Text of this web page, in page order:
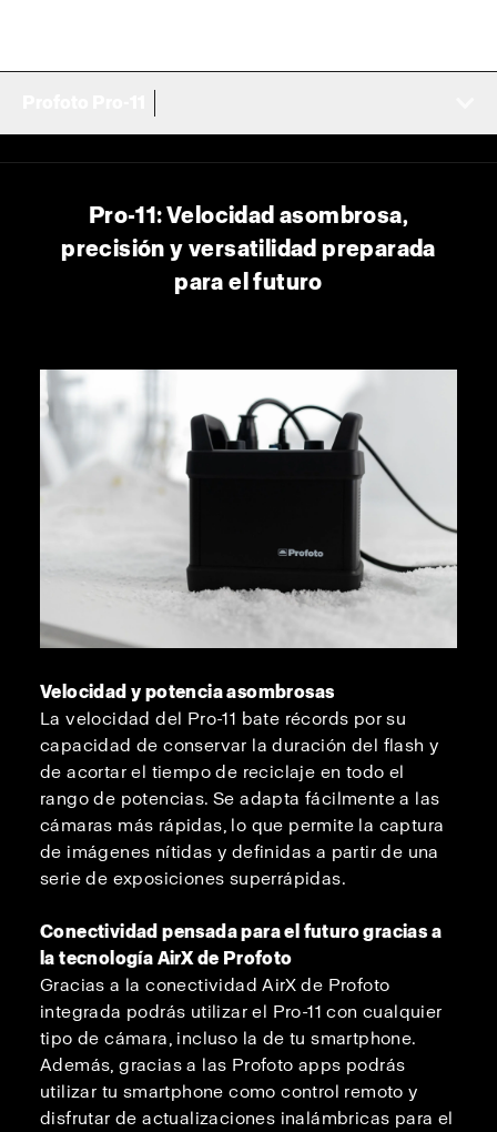
Pro-11: Velocidad asombrosa,
precisión y versatilidad preparada
para el futuro
Velocidad y potencia asombrosas
La velocidad del Pro-11 bate récords por su
capacidad de conservar la duración del flash y
de acortar el tiempo de reciclaje en todo el
rango de potencias. Se adapta fácilmente a las
cámaras más rápidas, lo que permite la captura
de imágenes nítidas y definidas a partir de una
serie de exposiciones superrápidas.
Conectividad pensada para el futuro gracias a
la tecnología AirX de Profoto
Gracias a la conectividad AirX de Profoto
integrada podrás utilizar el Pro-11 con cualquier
tipo de cámara, incluso la de tu smartphone.
Además, gracias a las Profoto apps podrás
utilizar tu smartphone como control remoto y
disfrutar de actualizaciones inalámbricas para el